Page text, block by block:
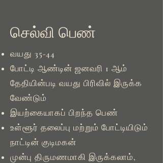
செல்வி பெண்
வயது 35-44
போட்டி ஆண்டின் ஜனவரி 1 ஆம்
தேதியின்படி வயது பிரிவில் இருக்க
வேண்டும்
இயற்கையாகப் பிறந்த பெண்
உள்ளூர் தலைப்பு மற்றும் போட்டியிடும்
நாட்டின் குடிமகன்
முன்பு திருமணமாகி இருக்கலாம்,